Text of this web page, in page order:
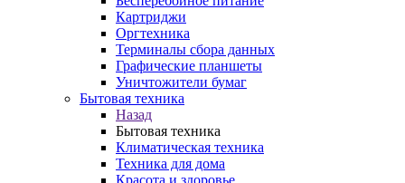
Картриджи
Оргтехника
Терминалы сбора данных
Графические планшеты
Уничтожители бумаг
Бытовая техника
Назад
Бытовая техника
Климатическая техника
Техника для дома
Красота и здоровье